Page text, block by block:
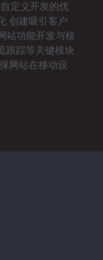
定义开发的优
创建吸引客户
站功能开发与核
跟踪等关键模块
网站在移动设